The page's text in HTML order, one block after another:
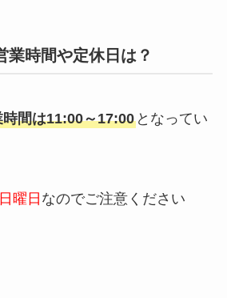
業時間や定休日は？
時間は11:00～17:00となってい
曜日 なのでご注意ください